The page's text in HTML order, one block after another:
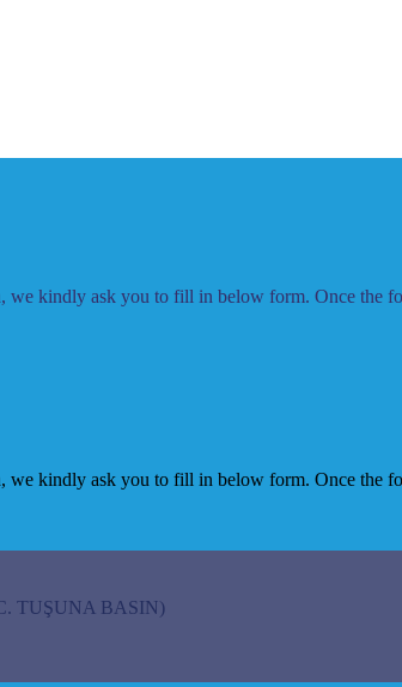
we kindly ask you to fill in below form. Once the
we kindly ask you to fill in below form. Once the
TUŞUNA BASIN)